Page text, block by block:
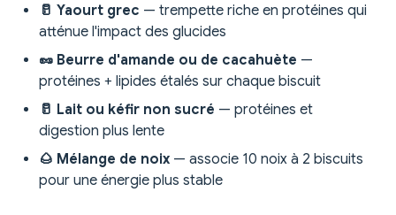
🥛 Yaourt grec — trempette riche en protéines qui
atténue l'impact des glucides
🥜 Beurre d'amande ou de cacahuète —
protéines + lipides étalés sur chaque biscuit
🥛 Lait ou kéfir non sucré — protéines et
digestion plus lente
🌰 Mélange de noix — associe 10 noix à 2 biscuits
pour une énergie plus stable